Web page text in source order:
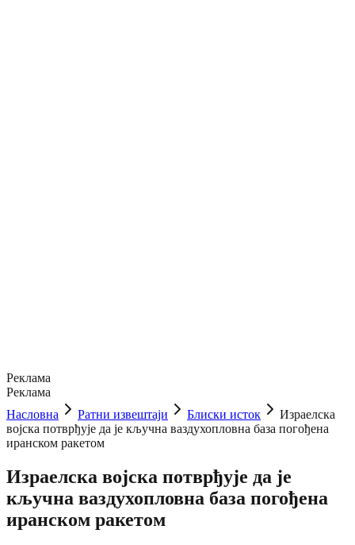
Реклама
Реклама
Насловна
Ратни извештаји Блиски исток
Израелска
војска потврђује да је кључна ваздухопловна база погођена
иранском ракетом
Израелска војска потврђује да је
кључна ваздухопловна база погођена
иранском ракетом